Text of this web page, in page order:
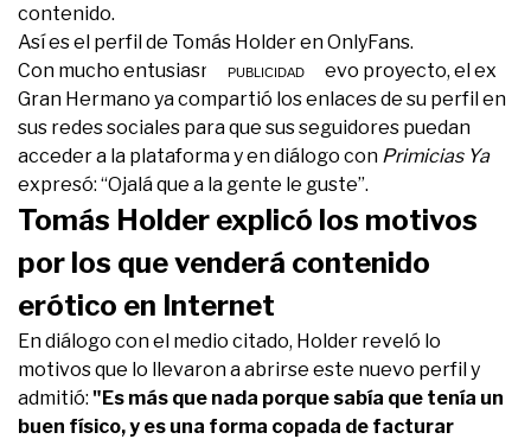
contenido.
Así es el perfil de Tomás Holder en OnlyFans.
Con mucho entusiasmo ante su nuevo proyecto, el ex
Gran Hermano ya compartió los enlaces de su perfil en
sus redes sociales para que sus seguidores puedan
acceder a la plataforma y en diálogo con Primicias Ya
expresó: “Ojalá que a la gente le guste”.
Tomás Holder explicó los motivos
por los que venderá contenido
erótico en Internet
En diálogo con el medio citado, Holder reveló lo
motivos que lo llevaron a abrirse este nuevo perfil y
admitió: "Es más que nada porque sabía que tenía un
buen físico, y es una forma copada de facturar